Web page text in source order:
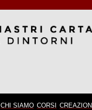
CHI SIAMO CORSI CREAZIONI